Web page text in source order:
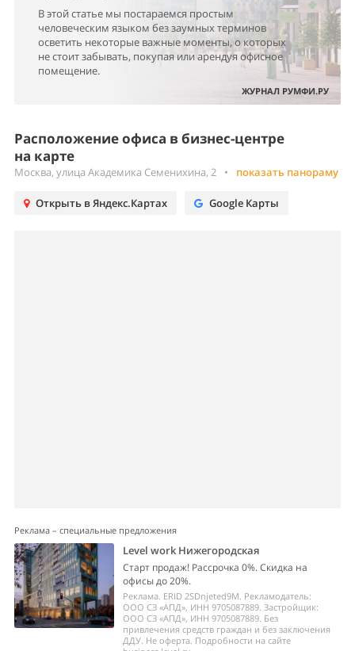
В этой статье мы постараемся простым
человеческим языком без заумных терминов
осветить некоторые важные моменты, о которых
не стоит забывать, покупая или арендуя офисное
помещение.
ЖУРНАЛ РУМФИ.РУ
Расположение офиса в бизнес-центре
на карте
Москва, улица Академика Семенихина, 2 • показать панораму
Открыть в Яндекс.Картах Google Карты
Реклама – специальные предложения
Level work Нижегородская
Старт продаж! Рассрочка 0%. Скидка на
офисы до 20%.
Реклама. ERID 2SDnjeted9M. Рекламодатель:
ООО СЗ «АПД», ИНН 9705087889. Застройщик:
ООО СЗ «АПД», ИНН 9705087889. Без
привлечения средств граждан и без заключения
ДДУ. Не оферта. Подробности на сайте